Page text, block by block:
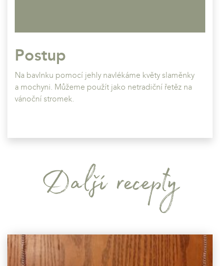
Postup
Na bavlnku pomocí jehly navlékáme květy slaměnky
a mochyni. Můžeme použít jako netradiční řetěz na
vánoční stromek.
Další recepty